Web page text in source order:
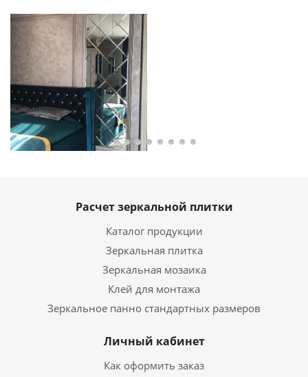
Расчет зеркальной плитки
Каталог продукции
Зеркальная плитка
Зеркальная мозаика
Клей для монтажа
Зеркальное панно стандартных размеров
Личный кабинет
Как оформить заказ